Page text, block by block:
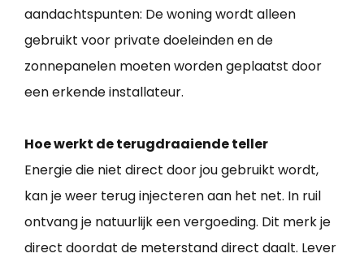
aandachtspunten: De woning wordt alleen
gebruikt voor private doeleinden en de
zonnepanelen moeten worden geplaatst door
een erkende installateur.
Hoe werkt de terugdraaiende teller
Energie die niet direct door jou gebruikt wordt,
kan je weer terug injecteren aan het net. In ruil
ontvang je natuurlijk een vergoeding. Dit merk je
direct doordat de meterstand direct daalt. Lever